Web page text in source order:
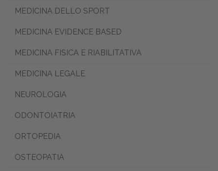
MEDICINA DELLO SPORT
MEDICINA EVIDENCE BASED
MEDICINA FISICA E RIABILITATIVA
MEDICINA LEGALE
NEUROLOGIA
ODONTOIATRIA
ORTOPEDIA
OSTEOPATIA